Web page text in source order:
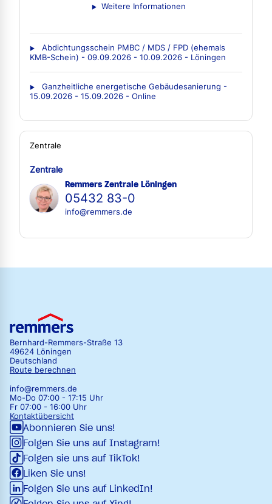
Weitere Informationen
Abdichtungsschein PMBC / MDS / FPD (ehemals
KMB-Schein) - 09.09.2026 - 10.09.2026 - Löningen
Ganzheitliche energetische Gebäudesanierung -
15.09.2026 - 15.09.2026 - Online
Zentrale
Zentrale
Remmers Zentrale Löningen
05432 83-0
info@remmers.de
Bernhard-Remmers-Straße 13
49624 Löningen
Deutschland
Route berechnen
info@remmers.de
Mo-Do 07:00 - 17:15 Uhr
Fr 07:00 - 16:00 Uhr
Kontaktübersicht
Abonnieren Sie uns!
Folgen Sie uns auf Instagram!
Folgen sie uns auf TikTok!
Liken Sie uns!
Folgen Sie uns auf LinkedIn!